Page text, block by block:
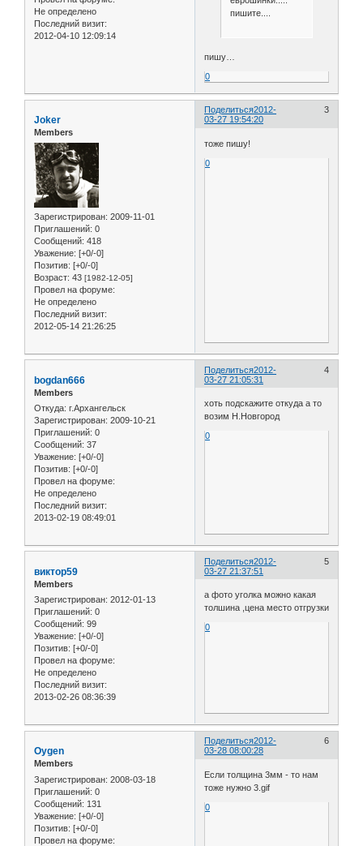
Не определено
Последний визит:
2012-04-10 12:09:14
пишите....
пишу…
0
Поделиться 3
2012-
03-27 19:54:20
Joker
Members
Зарегистрирован: 2009-11-01
Приглашений: 0
Сообщений: 418
Уважение: [+0/-0]
Позитив: [+0/-0]
Возраст: 43 [1982-12-05]
Провел на форуме:
Не определено
Последний визит:
2012-05-14 21:26:25
тоже пишу!
0
Поделиться 4
2012-
03-27 21:05:31
bogdan666
Members
Откуда: г.Архангельск
Зарегистрирован: 2009-10-21
Приглашений: 0
Сообщений: 37
Уважение: [+0/-0]
Позитив: [+0/-0]
Провел на форуме:
Не определено
Последний визит:
2013-02-19 08:49:01
хоть подскажите откуда а то
возим Н.Новгород
0
Поделиться 5
2012-
03-27 21:37:51
виктор59
Members
Зарегистрирован: 2012-01-13
Приглашений: 0
Сообщений: 99
Уважение: [+0/-0]
Позитив: [+0/-0]
Провел на форуме:
Не определено
Последний визит:
2013-02-26 08:36:39
а фото уголка можно какая
толшина ,цена место отгрузки
0
Поделиться 6
2012-
03-28 08:00:28
Oygen
Members
Зарегистрирован: 2008-03-18
Приглашений: 0
Сообщений: 131
Уважение: [+0/-0]
Позитив: [+0/-0]
Провел на форуме:
Если толщина 3мм - то нам
тоже нужно 3.gif
0